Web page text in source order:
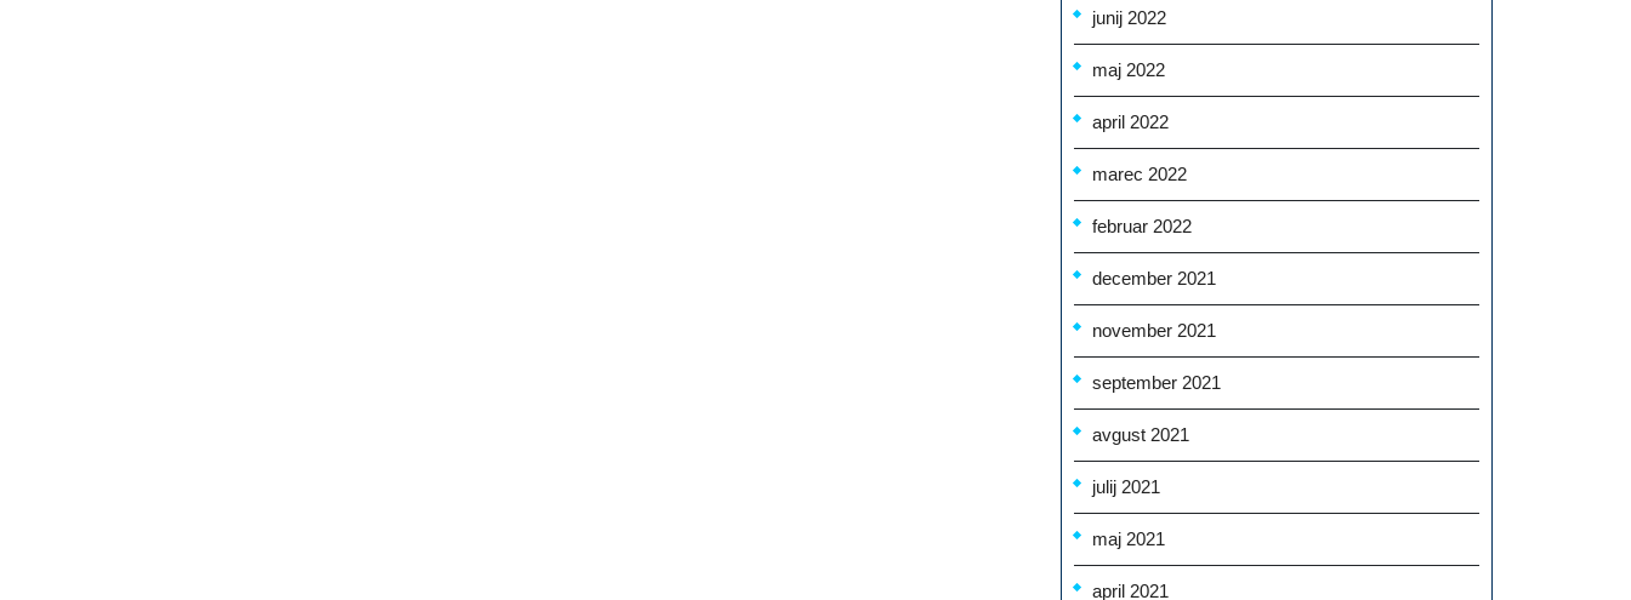
junij 2022
maj 2022
april 2022
marec 2022
februar 2022
december 2021
november 2021
september 2021
avgust 2021
julij 2021
maj 2021
april 2021